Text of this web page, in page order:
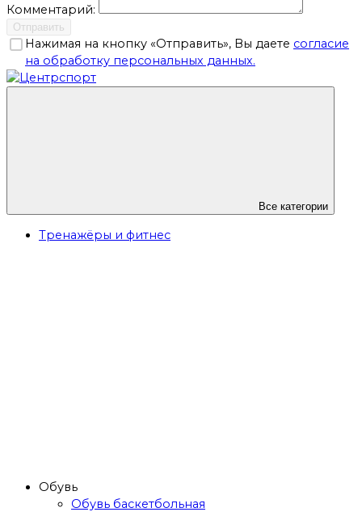
Комментарий:
Отправить
Нажимая на кнопку «Отправить», Вы даете согласие
на обработку персональных данных.
Все категории
Тренажёры и фитнес
Обувь
Обувь баскетбольная